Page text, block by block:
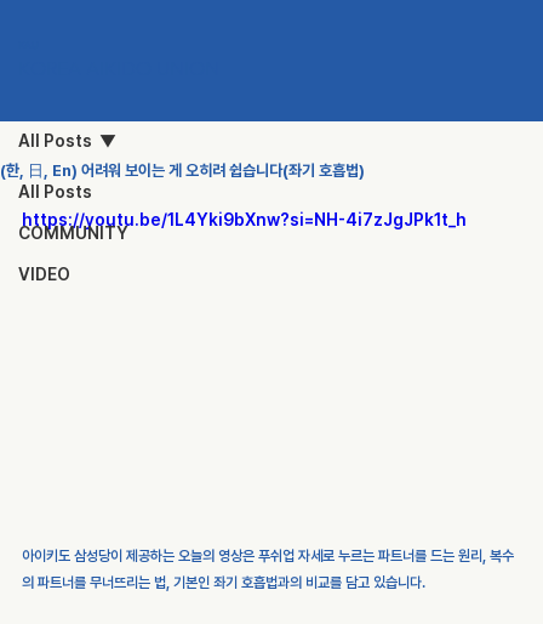
All Posts
COMMUNITY
VIDEO
All Posts
(한, 日, En) 어려워 보이는 게 오히려 쉽습니다(좌기 호흡법)
https://youtu.be/1L4Yki9bXnw?si=NH-4i7zJgJPk1t_h
아이키도 삼성당이 제공하는 오늘의 영상은 푸쉬업 자세로 누르는 파트너를 드는 원리, 복수
의 파트너를 무너뜨리는 법, 기본인 좌기 호흡법과의 비교를 담고 있습니다.